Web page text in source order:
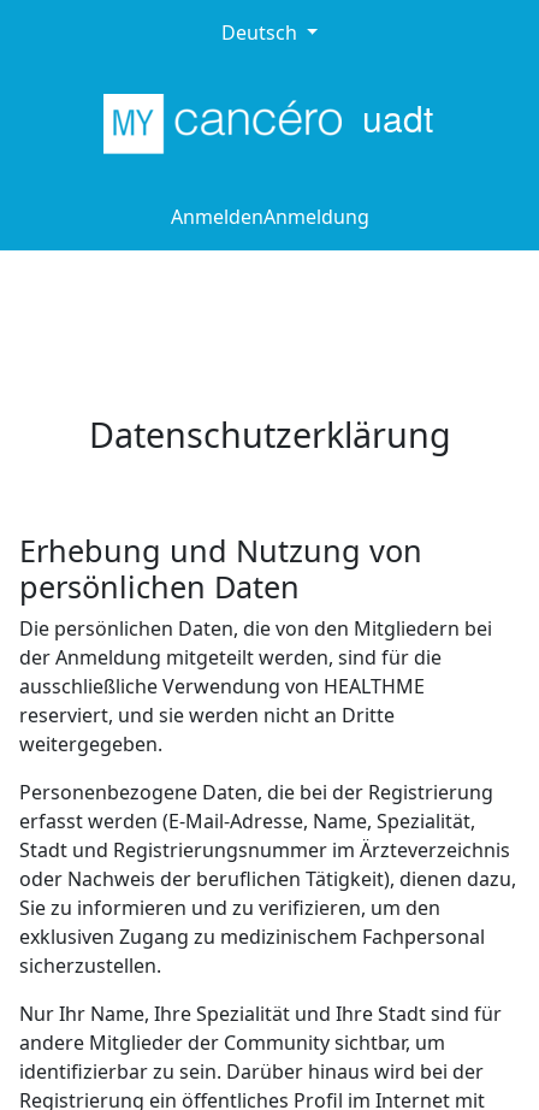
Deutsch
uadt
AnmeldenAnmeldung
Datenschutzerklärung
Erhebung und Nutzung von
persönlichen Daten
Die persönlichen Daten, die von den Mitgliedern bei
der Anmeldung mitgeteilt werden, sind für die
ausschließliche Verwendung von HEALTHME
reserviert, und sie werden nicht an Dritte
weitergegeben.
Personenbezogene Daten, die bei der Registrierung
erfasst werden (E-Mail-Adresse, Name, Spezialität,
Stadt und Registrierungsnummer im Ärzteverzeichnis
oder Nachweis der beruflichen Tätigkeit), dienen dazu,
Sie zu informieren und zu verifizieren, um den
exklusiven Zugang zu medizinischem Fachpersonal
sicherzustellen.
Nur Ihr Name, Ihre Spezialität und Ihre Stadt sind für
andere Mitglieder der Community sichtbar, um
identifizierbar zu sein. Darüber hinaus wird bei der
Registrierung ein öffentliches Profil im Internet mit